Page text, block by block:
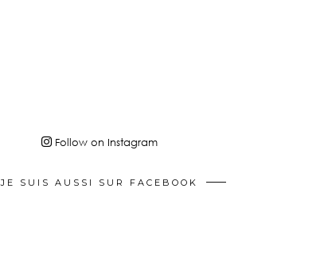
Follow on Instagram
JE SUIS AUSSI SUR FACEBOOK